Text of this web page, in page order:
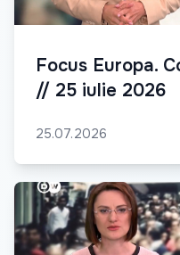
Focus Europa.
// 25 iulie 2026
25.07.2026